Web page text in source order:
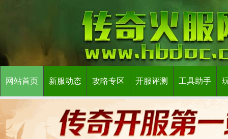
网站首页 新服动态 攻略专区 开服评测 工具助手